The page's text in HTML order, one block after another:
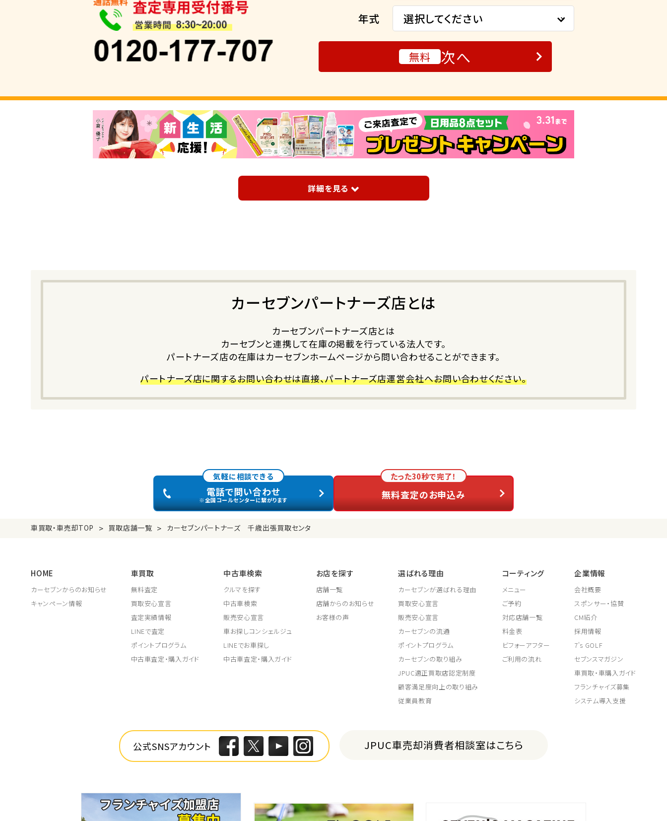
気軽に相談できる
電話で問い合わせ
※全国コールセンターに繋がります
たった30秒で完了！
無料査定のお申込み
年式 選択してください
無料 次へ
詳細を見る
カーセブンパートナーズ店とは
カーセブンパートナーズ店とは
カーセブンと連携して在庫の掲載を行っている法人です。
パートナーズ店の在庫はカーセブンホームページから問い合わせることができます。
パートナーズ店に関するお問い合わせは直接、パートナーズ店運営会社へお問い合わせください。
車買取・車売却TOP > 買取店舗一覧 > カーセブンパートナーズ 千歳出張買取センタ
HOME
カーセブンからのお知らせ
キャンペーン情報
車買取
無料査定
買取安心宣言
査定実績情報
LINEで査定
ポイントプログラム
中古車査定・購入ガイド
中古車検索
クルマを探す
中古車検索
販売安心宣言
車お探しコンシェルジュ
LINEでお車探し
中古車査定・購入ガイド
お店を探す
店舗一覧
店舗からのお知らせ
お客様の声
選ばれる理由
カーセブンが選ばれる理由
買取安心宣言
販売安心宣言
カーセブンの流通
ポイントプログラム
カーセブンの取り組み
JPUC適正買取店認定制度
顧客満足度向上の取り組み
従業員教育
コーティング
メニュー
ご予約
対応店舗一覧
料金表
ビフォーアフター
ご利用の流れ
企業情報
会社概要
スポンサー・協賛
CM紹介
採用情報
7's GOLF
セブンスマガジン
車買取・車購入ガイド
フランチャイズ募集
システム導入支援
公式SNSアカウント JPUC車売却消費者相談室はこちら